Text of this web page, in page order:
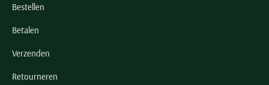
Bestellen
Betalen
Verzenden
Retourneren